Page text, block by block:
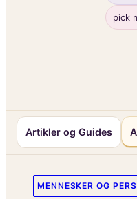
pick
Artikler og Guides
MENNESKER OG